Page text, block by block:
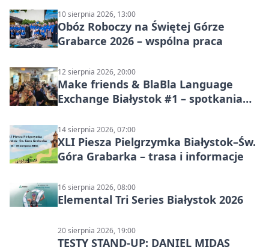
10 sierpnia 2026, 13:00
Obóz Roboczy na Świętej Górze
Grabarce 2026 – wspólna praca
12 sierpnia 2026, 20:00
Make friends & BlaBla Language
Exchange Białystok #1 – spotkania
14 sierpnia 2026, 07:00
XLI Piesza Pielgrzymka Białystok–Św.
Góra Grabarka – trasa i informacje
16 sierpnia 2026, 08:00
Elemental Tri Series Białystok 2026
20 sierpnia 2026, 19:00
TESTY STAND-UP: DANIEL MIDAS